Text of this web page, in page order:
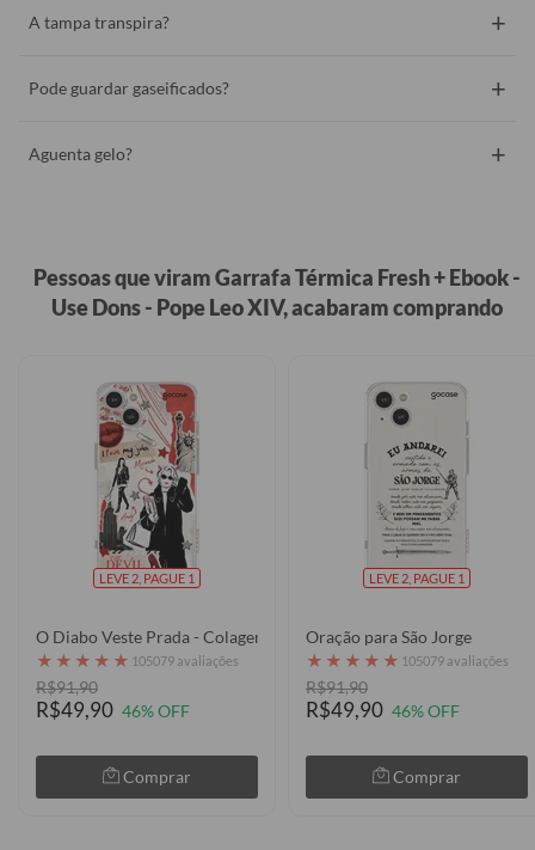
A tampa transpira? +
Pode guardar gaseificados? +
Aguenta gelo? +
Pessoas que viram Garrafa Térmica Fresh + Ebook -
Use Dons - Pope Leo XIV, acabaram comprando
LEVE 2, PAGUE 1
O Diabo Veste Prada - Colagem
★ ★ ★ ★ ★ 105079 avaliações
R$91,90
R$49,90 46% OFF
Comprar
LEVE 2, PAGUE 1
Oração para São Jorge
★ ★ ★ ★ ★ 105079 avaliações
R$91,90
R$49,90 46% OFF
Comprar